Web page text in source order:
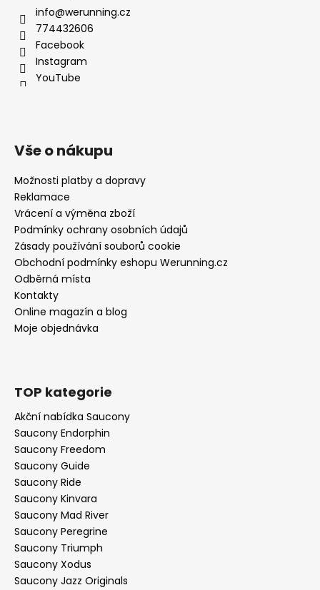
info@werunning.cz
774432606
Facebook
Instagram
YouTube
Vše o nákupu
Možnosti platby a dopravy
Reklamace
Vrácení a výměna zboží
Podmínky ochrany osobních údajů
Zásady používání souborů cookie
Obchodní podmínky eshopu Werunning.cz
Odběrná místa
Kontakty
Online magazín a blog
Moje objednávka
TOP kategorie
Akční nabídka Saucony
Saucony Endorphin
Saucony Freedom
Saucony Guide
Saucony Ride
Saucony Kinvara
Saucony Mad River
Saucony Peregrine
Saucony Triumph
Saucony Xodus
Saucony Jazz Originals